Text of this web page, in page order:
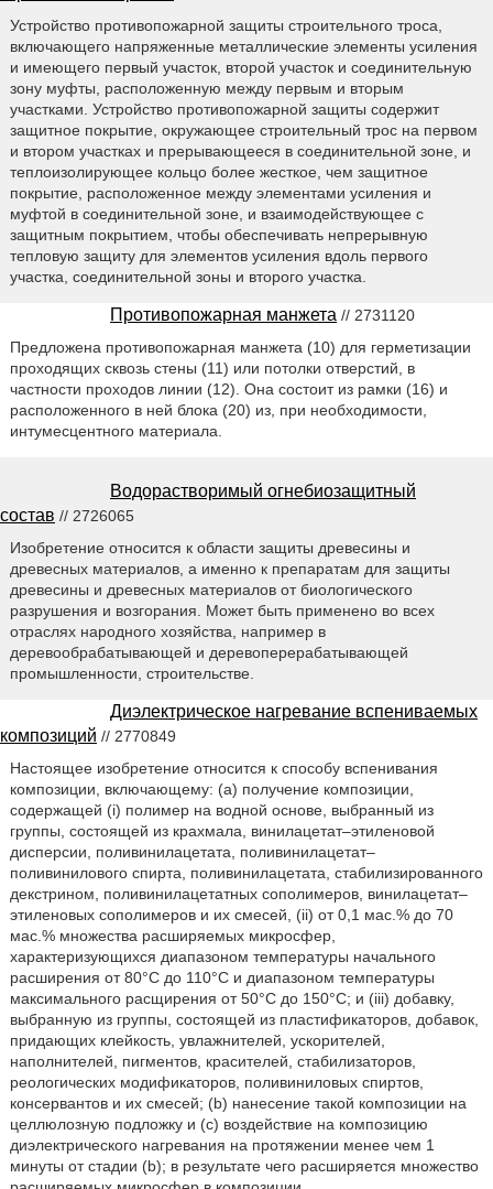
Устройство противопожарной защиты строительного троса,
включающего напряженные металлические элементы усиления
и имеющего первый участок, второй участок и соединительную
зону муфты, расположенную между первым и вторым
участками. Устройство противопожарной защиты содержит
защитное покрытие, окружающее строительный трос на первом
и втором участках и прерывающееся в соединительной зоне, и
теплоизолирующее кольцо более жесткое, чем защитное
покрытие, расположенное между элементами усиления и
муфтой в соединительной зоне, и взаимодействующее с
защитным покрытием, чтобы обеспечивать непрерывную
тепловую защиту для элементов усиления вдоль первого
участка, соединительной зоны и второго участка.
Противопожарная манжета // 2731120
Предложена противопожарная манжета (10) для герметизации
проходящих сквозь стены (11) или потолки отверстий, в
частности проходов линии (12). Она состоит из рамки (16) и
расположенного в ней блока (20) из, при необходимости,
интумесцентного материала.
Водорастворимый огнебиозащитный
состав // 2726065
Изобретение относится к области защиты древесины и
древесных материалов, а именно к препаратам для защиты
древесины и древесных материалов от биологического
разрушения и возгорания. Может быть применено во всех
отраслях народного хозяйства, например в
деревообрабатывающей и деревоперерабатывающей
промышленности, строительстве.
Диэлектрическое нагревание вспениваемых
композиций // 2770849
Настоящее изобретение относится к способу вспенивания
композиции, включающему: (а) получение композиции,
содержащей (i) полимер на водной основе, выбранный из
группы, состоящей из крахмала, винилацетат–этиленовой
дисперсии, поливинилацетата, поливинилацетат–
поливинилового спирта, поливинилацетата, стабилизированного
декстрином, поливинилацетатных сополимеров, винилацетат–
этиленовых сополимеров и их смесей, (ii) от 0,1 мас.% до 70
мас.% множества расширяемых микросфер,
характеризующихся диапазоном температуры начального
расширения от 80°С до 110°С и диапазоном температуры
максимального расщирения от 50°С до 150°С; и (iii) добавку,
выбранную из группы, состоящей из пластификаторов, добавок,
придающих клейкость, увлажнителей, ускорителей,
наполнителей, пигментов, красителей, стабилизаторов,
реологических модификаторов, поливиниловых спиртов,
консервантов и их смесей; (b) нанесение такой композиции на
целлюлозную подложку и (с) воздействие на композицию
диэлектрического нагревания на протяжении менее чем 1
минуты от стадии (b); в результате чего расширяется множество